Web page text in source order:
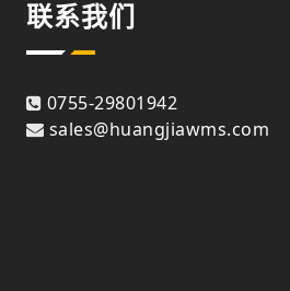
联系我们
0755-29801942
sales@huangjiawms.com